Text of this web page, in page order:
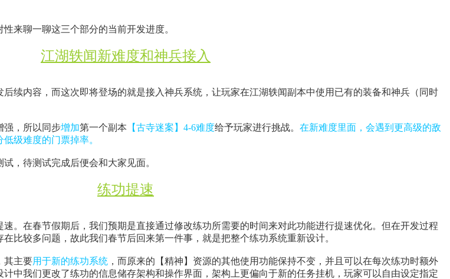
来聊一聊这三个部分的当前开发进度。
江湖轶闻新难度和神兵接入
续内容，而这次即将登场的就是接入神兵系统，让玩家在江湖轶闻副本中使用已有的装备和神兵（同时
强，所以同步增加第一个副本 【古寺迷案】4-6难度给予玩家进行挑战。 在新难度里面，会遇到更高级的敌
级难度的门票掉率。
，待测试完成后便会和大家见面。
练功提速
。在春节假期后，我们预期是直接通过修改练功所需要的时间来对此功能进行提速优化。但在开发过程
比较多问题，故此我们春节后回来第一件事，就是把整个练功系统重新设计。
其主要用于新的练功系统 ，而原来的【精神】资源的其他使用功能保持不变，并且可以在每次练功时额外
中我们更改了练功的信息储存架构和操作界面，架构上更偏向于新的任务挂机，玩家可以自由设定指定